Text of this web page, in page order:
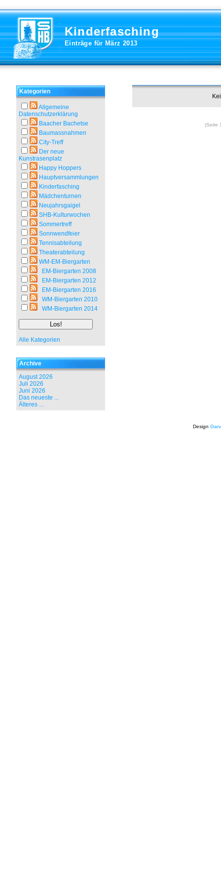
Kinderfasching
Einträge für März 2013
Kategorien
Allgemeine
Datenschutzerklärung
Baacher Bachetse
Baumassnahmen
City-Treff
Der neue
Kunstrasenplatz
Happy Hoppers
Hauptversammlungen
Kinderfasching
Mädchenturnen
Neujahrsgaigel
SHB-Kulturwochen
Sommertreff
Sonnwendfeier
Tennisabteilung
Theaterabteilung
WM-EM-Biergarten
EM-Biergarten 2008
EM-Biergarten 2012
EM-Biergarten 2016
WM-Biergarten 2010
WM-Biergarten 2014
Alle Kategorien
Archive
August 2026
Juli 2026
Juni 2026
Das neueste ...
Älteres ...
(Seite
Design